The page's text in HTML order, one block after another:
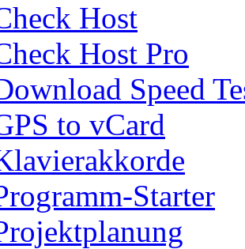
Host
Host Pro
Speed
to vCard
Starter